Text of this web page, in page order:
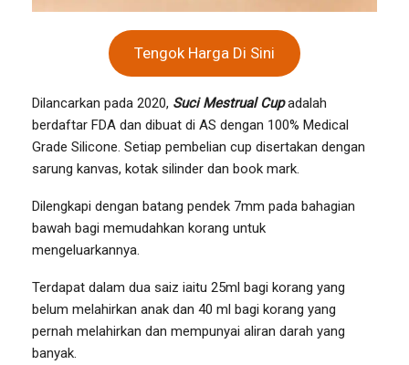
Tengok Harga Di Sini
Dilancarkan pada 2020, Suci Mestrual Cupadalah
berdaftar FDA dan dibuat di AS dengan 100% Medical
Grade Silicone. Setiap pembelian cup disertakan dengan
sarung kanvas, kotak silinder dan book mark.
Dilengkapi dengan batang pendek 7mm pada bahagian
bawah bagi memudahkan korang untuk
mengeluarkannya.
Terdapat dalam dua saiz iaitu 25ml bagi korang yang
belum melahirkan anak dan 40 ml bagi korang yang
pernah melahirkan dan mempunyai aliran darah yang
banyak.